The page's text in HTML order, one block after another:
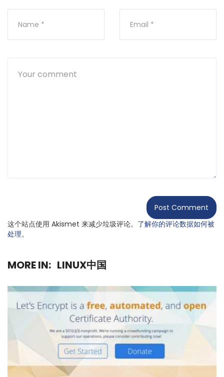
这个站点使用 Akismet 来减少垃圾评论。 了解你的评论数据如何被
处理。
MORE IN: LINUX中国